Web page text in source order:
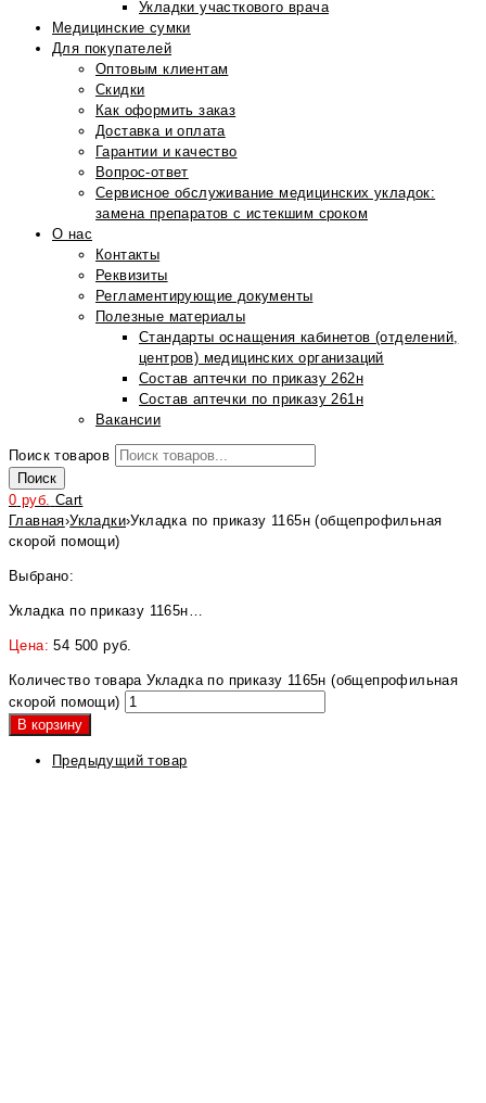
Укладки участкового врача
Медицинские сумки
Для покупателей
Оптовым клиентам
Скидки
Как оформить заказ
Доставка и оплата
Гарантии и качество
Вопрос-ответ
Сервисное обслуживание медицинских укладок:
замена препаратов с истекшим сроком
О нас
Контакты
Реквизиты
Регламентирующие документы
Полезные материалы
Стандарты оснащения кабинетов (отделений,
центров) медицинских организаций
Состав аптечки по приказу 262н
Состав аптечки по приказу 261н
Вакансии
Поиск товаров
Поиск
0 руб. Cart
Главная›Укладки›Укладка по приказу 1165н (общепрофильная
скорой помощи)
Выбрано:
Укладка по приказу 1165н…
Цена:54 500 руб.
Количество товара Укладка по приказу 1165н (общепрофильная
скорой помощи)
В корзину
Предыдущий товар